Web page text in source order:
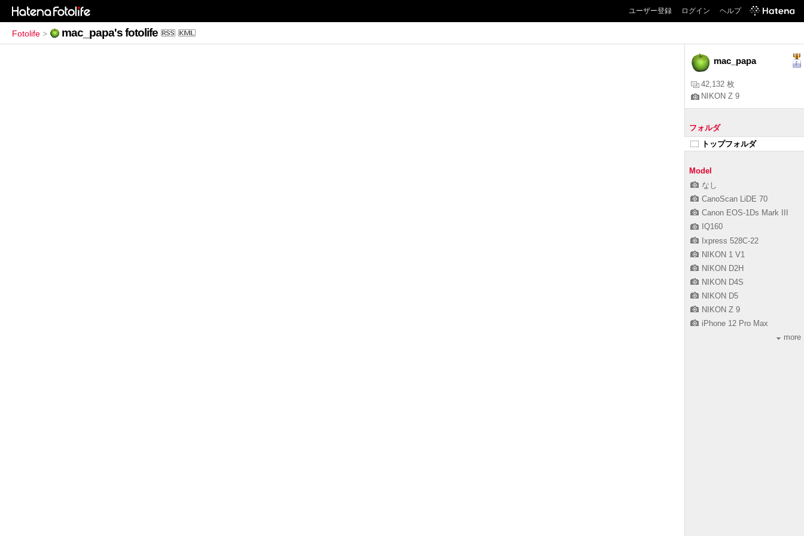
ユーザー登録 ログイン ヘルプ
Fotolife > mac_papa's fotolife
mac_papa
42,132 枚
NIKON Z 9
フォルダ
トップフォルダ
Model
なし
CanoScan LiDE 70
Canon EOS-1Ds Mark III
IQ160
Ixpress 528C-22
NIKON 1 V1
NIKON D2H
NIKON D4S
NIKON D5
NIKON Z 9
iPhone 12 Pro Max
more